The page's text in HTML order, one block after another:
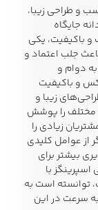
شلوار کتان مردانه
شلوار اسلش مردانه
پوشت مردانه
و طراحی زیبا،
جایگاه
و باکیفیت، یکی
جلب اعتماد و
دوام و
و باکیفیت
زیبا و
مختلف را پوشش
زیادی را
عوامل کلیدی
بیشتر برای
با
توانسته است به
سرعت در این